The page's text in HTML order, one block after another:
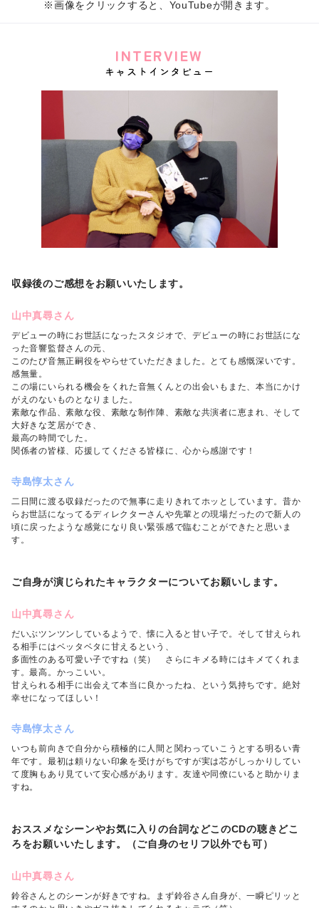
※画像をクリックすると、YouTubeが開きます。
INTERVIEW
キャストインタビュー
収録後のご感想をお願いいたします。
山中真尋さん
デビューの時にお世話になったスタジオで、デビューの時にお世話にな
った音響監督さんの元、
このたび音無正嗣役をやらせていただきました。とても感慨深いです。
感無量。
この場にいられる機会をくれた音無くんとの出会いもまた、本当にかけ
がえのないものとなりました。
素敵な作品、素敵な役、素敵な制作陣、素敵な共演者に恵まれ、そして
大好きな芝居ができ、
最高の時間でした。
関係者の皆様、応援してくださる皆様に、心から感謝です！
寺島惇太さん
二日間に渡る収録だったので無事に走りきれてホッとしています。昔か
らお世話になってるディレクターさんや先輩との現場だったので新人の
頃に戻ったような感覚になり良い緊張感で臨むことができたと思いま
す。
ご自身が演じられたキャラクターについてお願いします。
山中真尋さん
だいぶツンツンしているようで、懐に入ると甘い子で。そして甘えられ
る相手にはベッタベタに甘えるという、
多面性のある可愛い子ですね（笑） さらにキメる時にはキメてくれま
す。最高。かっこいい。
甘えられる相手に出会えて本当に良かったね、という気持ちです。絶対
幸せになってほしい！
寺島惇太さん
いつも前向きで自分から積極的に人間と関わっていこうとする明るい青
年です。最初は頼りない印象を受けがちですが実は芯がしっかりしてい
て度胸もあり見ていて安心感があります。友達や同僚にいると助かりま
すね。
おススメなシーンやお気に入りの台詞などこのCDの聴きどこ
ろをお願いいたします。（ご自身のセリフ以外でも可）
山中真尋さん
鈴谷さんとのシーンが好きですね。まず鈴谷さん自身が、一瞬ピリッと